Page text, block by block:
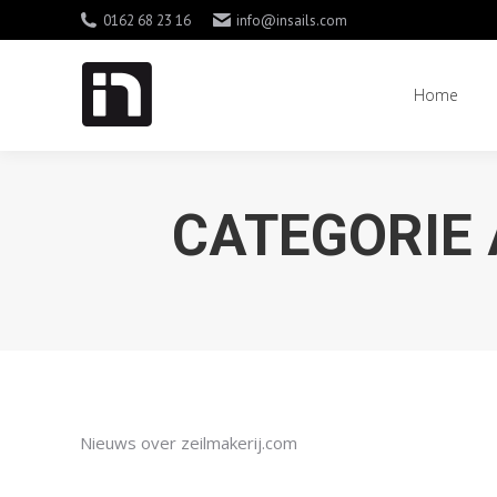
0162 68 23 16 info@insails.com
Home
Nieuws over zeilmakerij.com
Home